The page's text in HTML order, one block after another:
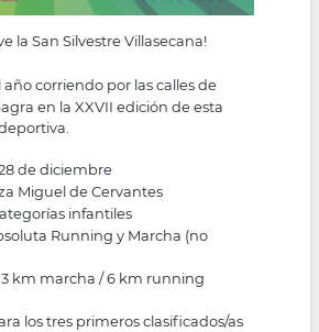
la San Silvestre Villasecana!
año corriendo por las calles de
en la XXVII edición de esta
de diciembre
Miguel de Cervantes
infantiles
Running y Marcha (no
3 km marcha / 6 km running
los tres primeros clasificados/as